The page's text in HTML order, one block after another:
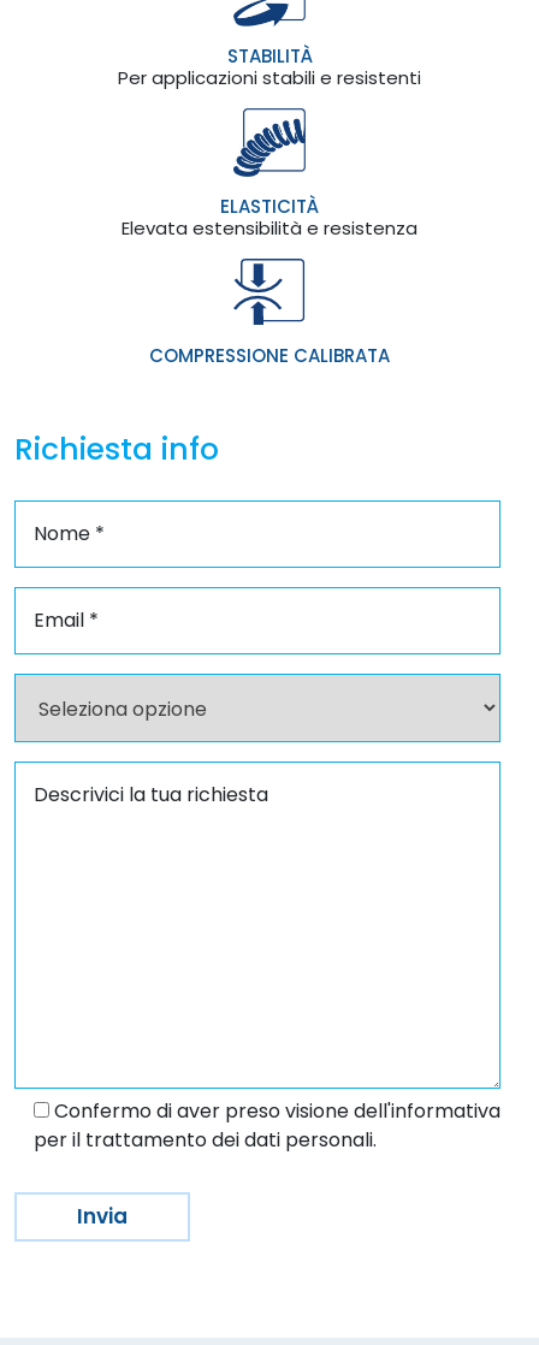
STABILITÀ
Per applicazioni stabili e resistenti
ELASTICITÀ
Elevata estensibilità e resistenza
COMPRESSIONE CALIBRATA
Richiesta info
Confermo di aver preso visione dell'informativa
per il trattamento dei dati personali.